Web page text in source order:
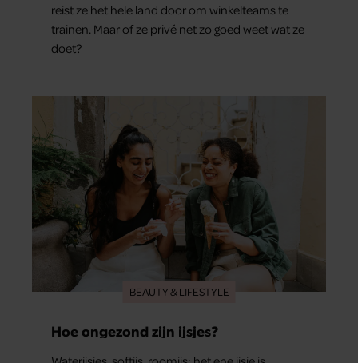
reist ze het hele land door om winkelteams te
trainen. Maar of ze privé net zo goed weet wat ze
doet?
BEAUTY & LIFESTYLE
Hoe ongezond zijn ijsjes?